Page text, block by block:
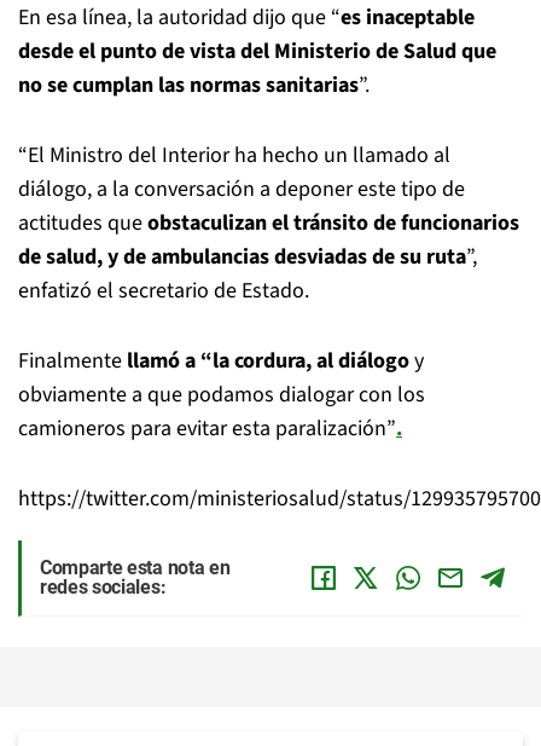
En esa línea, la autoridad dijo que “es inaceptable
desde el punto de vista del Ministerio de Saludque
no se cumplan las normas sanitarias”.
“El Ministro del Interior ha hecho un llamado al
diálogo, a la conversación a deponer este tipo de
actitudes queobstaculizan el tránsito de funcionarios
de salud, y de ambulancias desviadas de su ruta”,
enfatizó el secretario de Estado.
Finalmente llamó a “la cordura, al diálogoy
obviamente a que podamos dialogar con los
camioneros para evitar esta paralización”.
https://twitter.com/ministeriosalud/status/
Comparte esta nota en
redes sociales: